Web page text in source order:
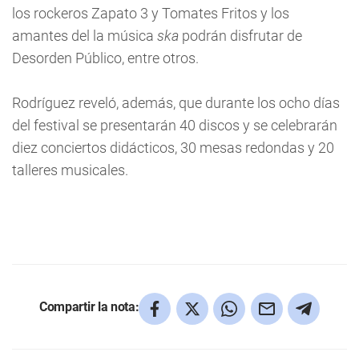
los rockeros Zapato 3 y Tomates Fritos y los
amantes del la música ska podrán disfrutar de
Desorden Público, entre otros.
Rodríguez reveló, además, que durante los ocho días
del festival se presentarán 40 discos y se celebrarán
diez conciertos didácticos, 30 mesas redondas y 20
talleres musicales.
Compartir la nota: